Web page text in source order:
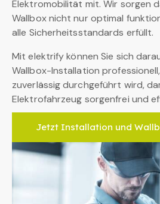
Elektromobilität mit. Wir sorgen
Wallbox nicht nur optimal
alle Sicherheitsstandards erfüllt.
Mit elektrify können Sie sich
Wallbox-Installation
zuverlässig durchgeführt wird,
Elektrofahrzeug sorgenfrei und
Jetzt Installation und